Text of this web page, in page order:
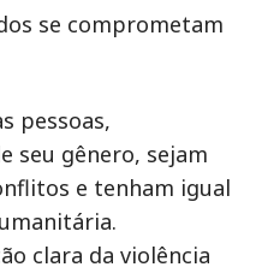
se comprometam
pessoas,
seu gênero, sejam
e tenham igual
clara da violência